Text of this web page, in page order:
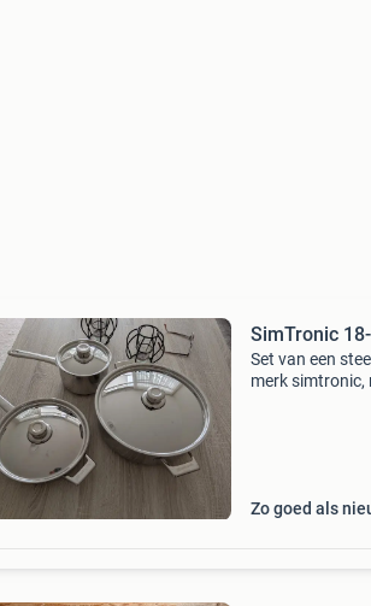
SimTronic
Set van een
merk simtronic,
Zo goed als